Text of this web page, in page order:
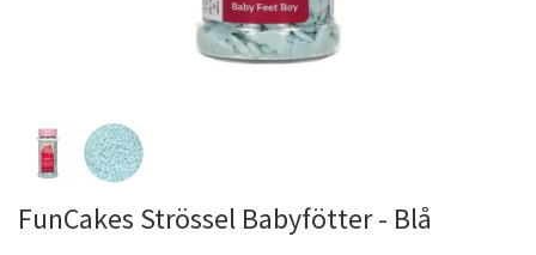
FunCakes Strössel Babyfötter - Blå